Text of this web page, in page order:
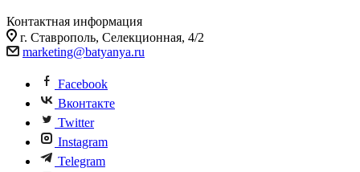
Контактная информация
г. Ставрополь, Селекционная, 4/2
marketing@batyanya.ru
Facebook
Вконтакте
Twitter
Instagram
Telegram